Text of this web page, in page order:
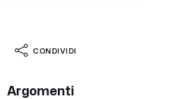
CONDIVIDI
Argomenti